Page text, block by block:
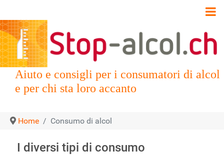
Aiuto e consigli per i consumatori di alcol
e per chi sta loro accanto
Home Consumo di alcol
I diversi tipi di consumo